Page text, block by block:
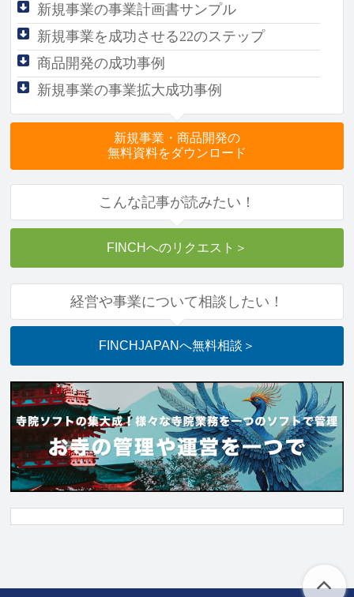
新規事業の事業計画書サンプル
新規事業を成功させる22のステップ
商品開発の成功事例
新規事業の事業拡大成功事例
新規事業・商品開発の
無料資料をダウンロード
こんな記事が読みたい！
FINCHへのリクエスト ＞
経営や事業について相談したい！
FINCHJAPANへ無料相談 ＞